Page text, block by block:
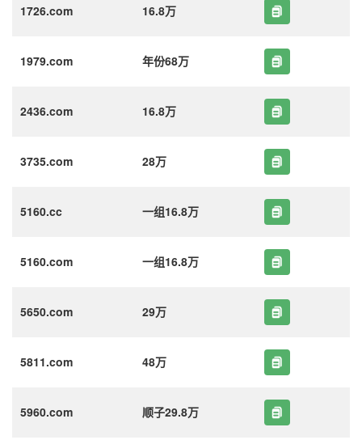
1726.com 16.8万
1979.com 年份68万
2436.com 16.8万
3735.com 28万
5160.cc 一组16.8万
5160.com 一组16.8万
5650.com 29万
5811.com 48万
5960.com 顺子29.8万